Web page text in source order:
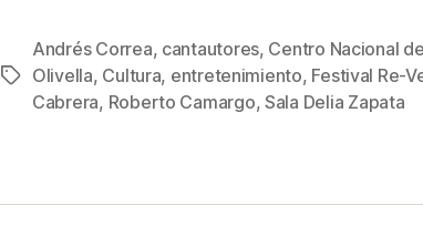
c
e
b
k
tt
er
ail er
e
st
m
p
ar
Etiquetas
Andrés Correa, cantautores, Centro Nacional
Olivella, Cultura, entretenimiento, Festival Re-
Cabrera, Roberto Camargo,Sala Delia Zapata